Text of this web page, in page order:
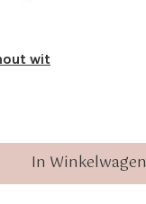
wit
In Winkelwagen